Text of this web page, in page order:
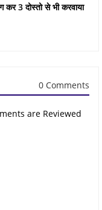
कर 3 दोस्तो से भी करवाया
0 Comments
are Reviewed